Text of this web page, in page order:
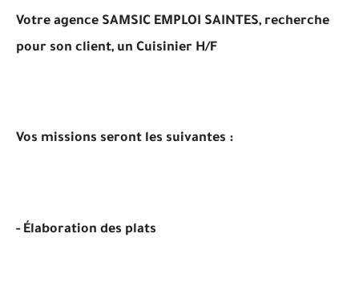
Votre agence SAMSIC EMPLOI SAINTES, recherche
pour son client, un Cuisinier H/F
Vos missions seront les suivantes :
- Élaboration des plats